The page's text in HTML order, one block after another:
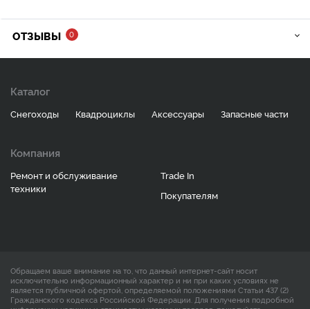
ОТЗЫВЫ 0
Каталог
Снегоходы Квадроциклы Аксессуары Запасные части
Компания
Ремонт и обслуживание
техники
Trade In
Покупателям
Обращаем ваше внимание на то, что данный интернет-сайт носит
исключительно информационный характер и ни при каких условиях не
является публичной офертой, определяемой положениями Статьи 437 (2)
Гражданского кодекса Российской Федерации. Для получения подробной